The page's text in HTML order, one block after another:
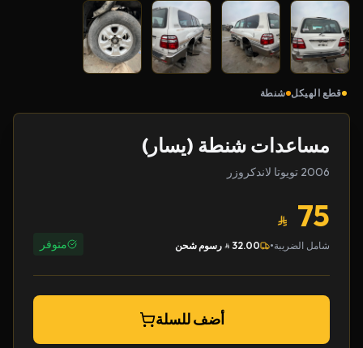
قطع الهيكل شنطة
مساعدات شنطة (يسار)
2006 تويوتا لاندكروزر
75
شامل الضريبة•
32.00 رسوم شحن متوفر
أضف للسلة